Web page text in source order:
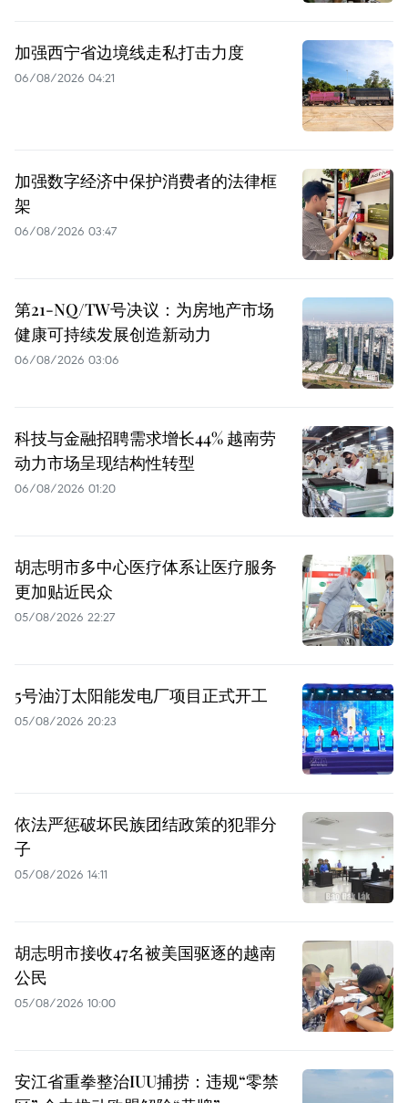
加强西宁省边境线走私打击力度
06/08/2026 04:21
加强数字经济中保护消费者的法律框
架
06/08/2026 03:47
第21-NQ/TW号决议：为房地产市场
健康可持续发展创造新动力
06/08/2026 03:06
科技与金融招聘需求增长44% 越南劳
动力市场呈现结构性转型
06/08/2026 01:20
胡志明市多中心医疗体系让医疗服务
更加贴近民众
05/08/2026 22:27
5号油汀太阳能发电厂项目正式开工
05/08/2026 20:23
依法严惩破坏民族团结政策的犯罪分
子
05/08/2026 14:11
胡志明市接收47名被美国驱逐的越南
公民
05/08/2026 10:00
安江省重拳整治IUU捕捞：违规“零禁